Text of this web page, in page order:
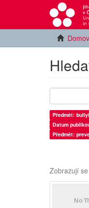
Předmět:
Datum
Předmět:
Zobrazují